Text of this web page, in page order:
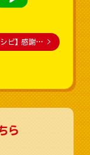
シピ】感謝… >
ら